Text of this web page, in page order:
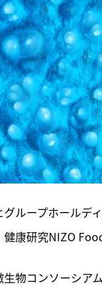
ループホールデ
健康研究NIZO
物コンソーシアム